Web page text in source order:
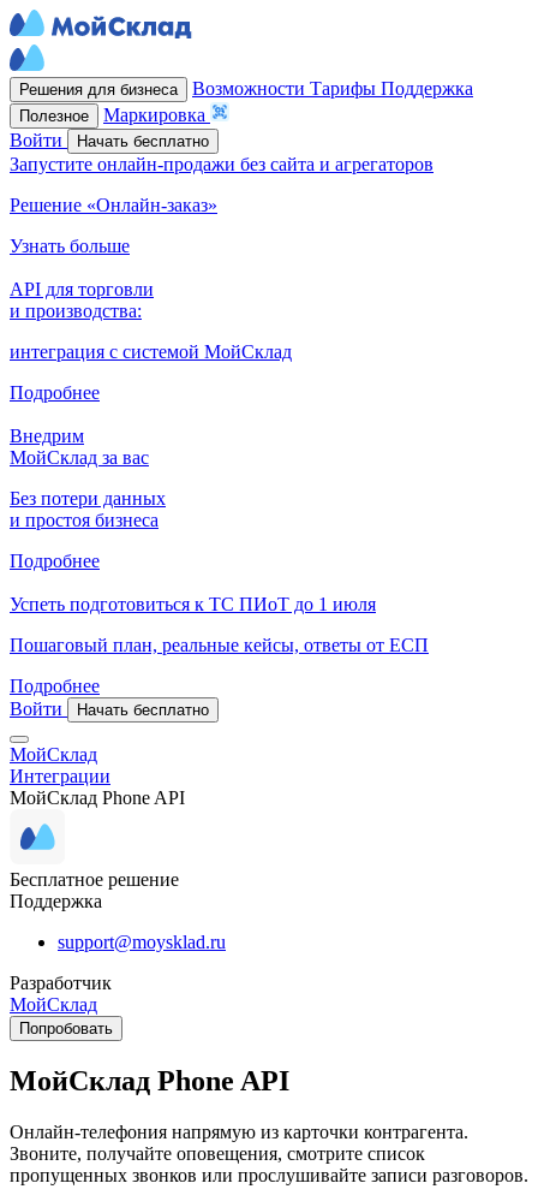
Решения для бизнеса Возможности Тарифы Поддержка
Полезное
Маркировка
Войти
Начать бесплатно
Запустите онлайн-продажи без сайта и агрегаторов
Решение «Онлайн-заказ»
Узнать больше
API для торговли
и производства:
интеграция с системой МойСклад
Подробнее
Внедрим
МойСклад за вас
Без потери данных
и простоя бизнеса
Подробнее
Успеть подготовиться к ТС ПИоТ до 1 июля
Пошаговый план, реальные кейсы, ответы от ЕСП
Подробнее
Войти
Начать бесплатно
МойСклад
Интеграции
МойСклад Phone API
Бесплатное решение
Поддержка
support@moysklad.ru
Разработчик
МойСклад
Попробовать
МойСклад Phone API
Онлайн-телефония напрямую из карточки контрагента.
Звоните, получайте оповещения, смотрите список
пропущенных звонков или прослушивайте записи разговоров.